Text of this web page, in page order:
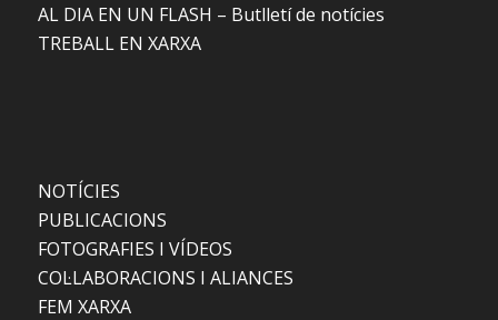
AL DIA EN UN FLASH – Butlletí de notícies
TREBALL EN XARXA
NOTÍCIES
PUBLICACIONS
FOTOGRAFIES I VÍDEOS
COL·LABORACIONS I ALIANCES
FEM XARXA